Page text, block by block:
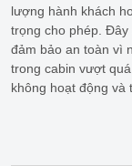
lượng hành khách
trọng cho phép.
đảm bảo an toàn vì
trong cabin vượt
không hoạt động và